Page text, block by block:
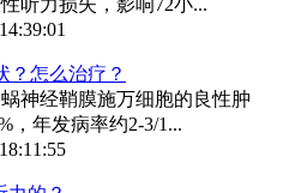
？怎么治疗？
神经鞘膜施万细胞的良性肿
，年发病率约2-3/1...